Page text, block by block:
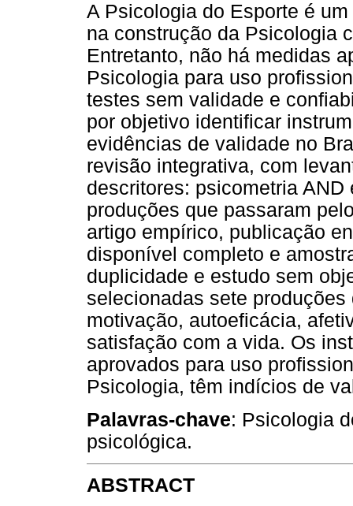
A Psicologia do Esporte é
na construção da Psicologia
Entretanto, não há medidas
Psicologia para uso
testes sem validade e
por objetivo identificar
evidências de validade no
revisão integrativa, com
descritores: psicometria
produções que passaram
artigo empírico, publicação
disponível completo e
duplicidade e estudo sem
selecionadas sete
motivação, autoeficácia,
satisfação com a vida. Os
aprovados para uso
Psicologia, têm indícios de
Palavras-chave: Psicologia
psicológica.
ABSTRACT